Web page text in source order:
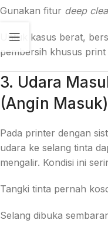
Gunakan fitur deep
Untuk kasus berat,
pembersih khusus print
3. Udara
(Angin Masuk)
Pada printer dengan
udara ke selang tinta
mengalir. Kondisi ini
Tangki tinta pernah
Selang dibuka